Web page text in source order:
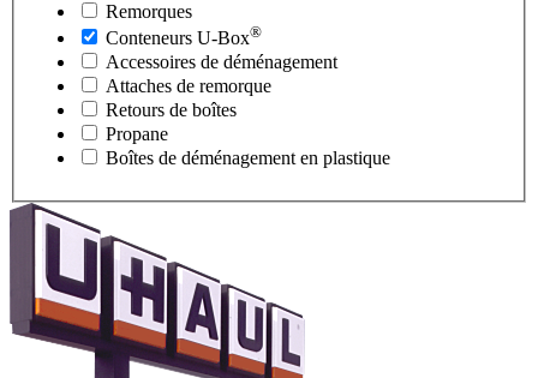
Remorques
Conteneurs U-Box®
Accessoires de déménagement
Attaches de remorque
Retours de boîtes
Propane
Boîtes de déménagement en plastique